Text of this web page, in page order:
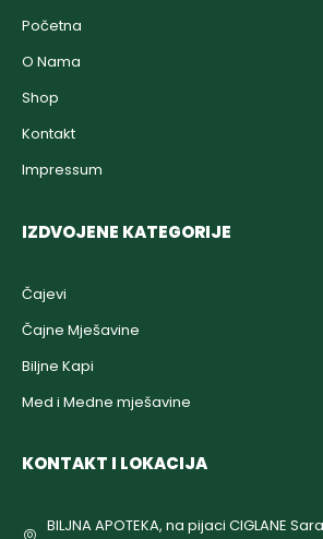
Početna
O Nama
Shop
Kontakt
Impressum
IZDVOJENE KATEGORIJE
Čajevi
Čajne Mješavine
Biljne Kapi
Med i Medne mješavine
KONTAKT I LOKACIJA
BILJNA APOTEKA, na pijaci CIGLANE